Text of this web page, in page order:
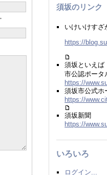
。
須坂のリンク
いけいけすざ
https://
須坂といえば
市公認ポータ
https://
須坂市公式ホ
https://
須坂新聞
https://
いろいろ
ログイン...